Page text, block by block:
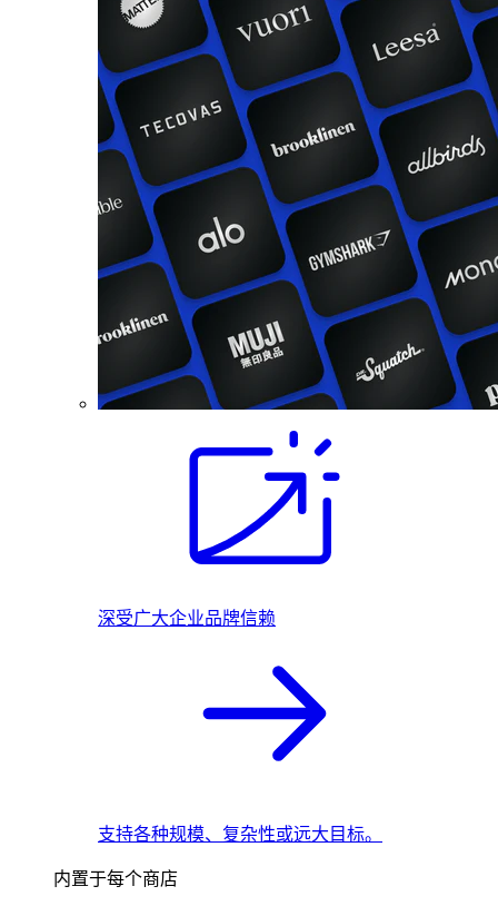
深受广大企业品牌信赖
支持各种规模、复杂性或远大目标。
内置于每个商店